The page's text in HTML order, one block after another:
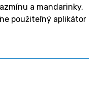
a mandarinky.
použiteľný aplikátor